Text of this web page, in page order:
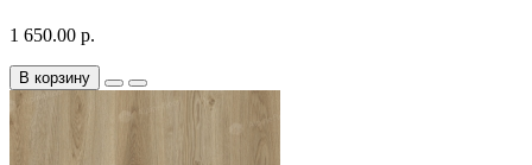
1 650.00 р.
В корзину